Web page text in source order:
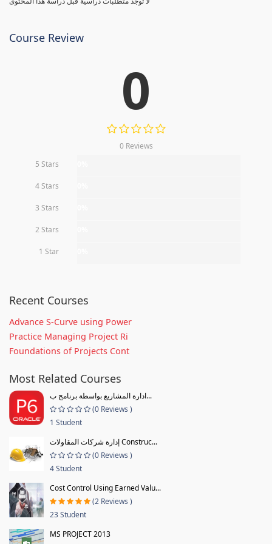
Course Review
0
0 Reviews
5 Stars
4 Stars
3 Stars
2 Stars
1 Star
Recent Courses
Advance S-Curve using Power
Practice Managing Project Ri
Foundations of Projects Cont
Most Related Courses
ادارة المشاريع بواسطة برنامج ب...
(0 Reviews )
1 Student
إدارة شركات المقاولات Construc...
(0 Reviews )
4 Student
Cost Control Using Earned Valu...
(2 Reviews )
23 Student
MS PROJECT 2013